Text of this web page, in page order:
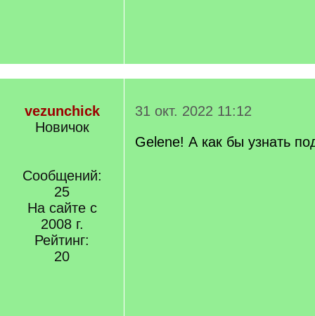
vezunchick
Новичок
Сообщений:
25
На сайте с
2008 г.
Рейтинг:
20
31 окт. 2022 11:12
Gelene! А как бы узнать